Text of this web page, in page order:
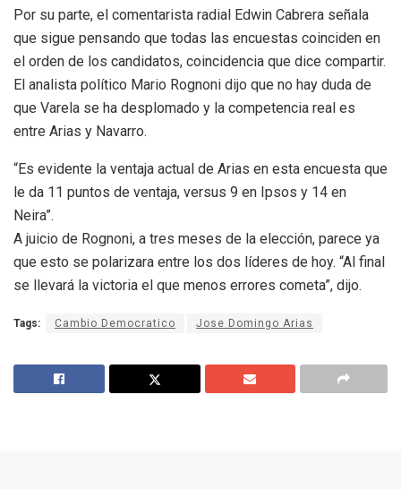
Por su parte, el comentarista radial Edwin Cabrera señala
que sigue pensando que todas las encuestas coinciden en
el orden de los candidatos, coincidencia que dice compartir.
El analista político Mario Rognoni dijo que no hay duda de
que Varela se ha desplomado y la competencia real es
entre Arias y Navarro.
“Es evidente la ventaja actual de Arias en esta encuesta que
le da 11 puntos de ventaja, versus 9 en Ipsos y 14 en
Neira”.
A juicio de Rognoni, a tres meses de la elección, parece ya
que esto se polarizara entre los dos líderes de hoy. “Al final
se llevará la victoria el que menos errores cometa”, dijo.
Tags: Cambio Democratico Jose Domingo Arias